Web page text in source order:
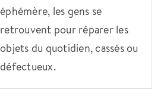
éphémère, les gens se
retrouvent pour réparer les
objets du quotidien, cassés ou
défectueux.